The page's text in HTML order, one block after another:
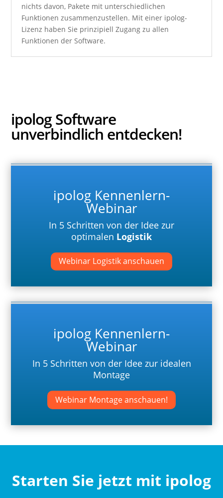
nichts davon, Pakete mit unterschiedlichen
Funktionen zusammenzustellen. Mit einer ipolog-
Lizenz haben Sie prinzipiell Zugang zu allen
Funktionen der Software.
ipolog Software
unverbindlich entdecken!
ipolog Kennenlern-
Webinar
In 5 Schritten von der Idee zur
optimalen Logistik
Webinar Logistik anschauen
ipolog Kennenlern-
Webinar
In 5 Schritten von der Idee zur idealen
Montage
Webinar Montage anschauen!
Starten Sie jetzt mit ipolog